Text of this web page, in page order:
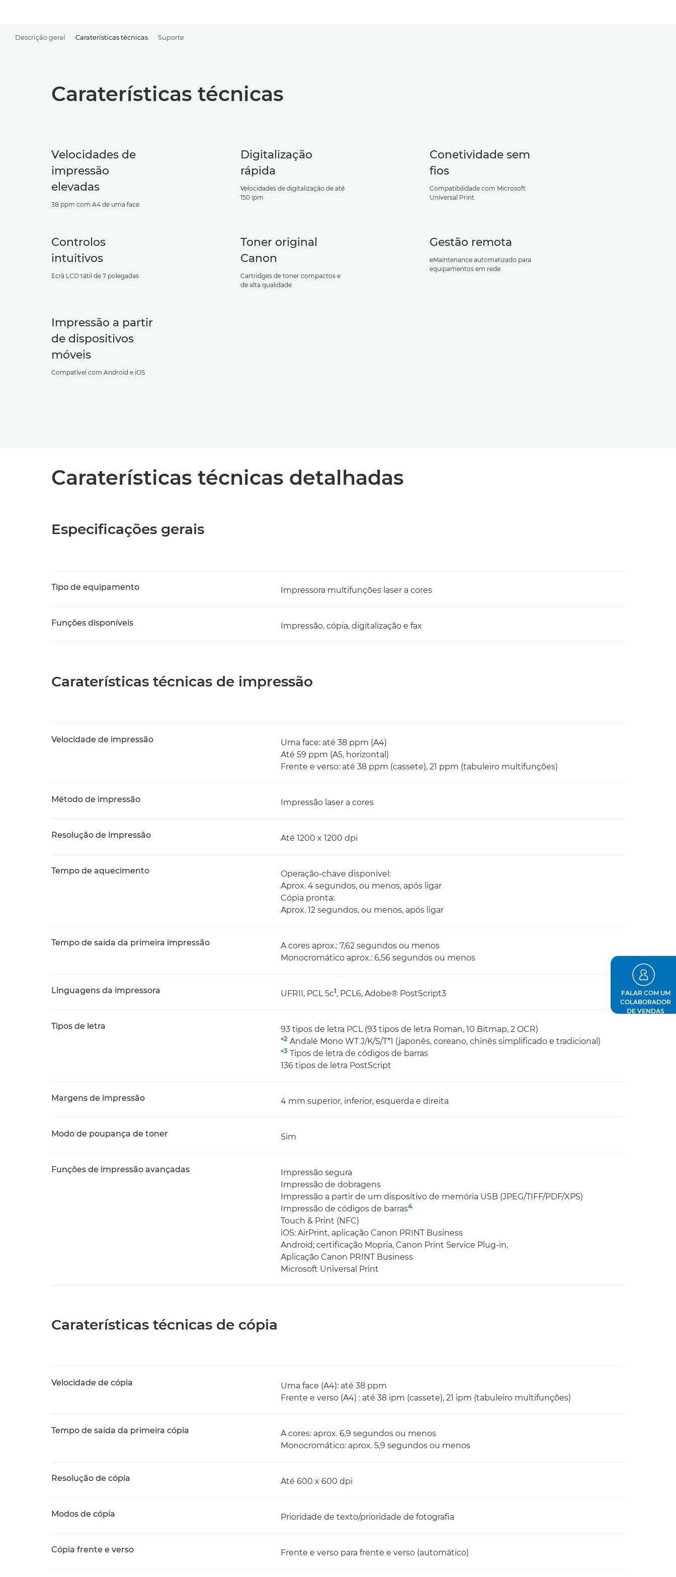
Descrição geral Caraterísticas técnicas Suporte
Caraterísticas técnicas
Velocidades de
impressão
elevadas
38 ppm com A4 de uma face
Digitalização
rápida
Velocidades de digitalização de até
150 ipm
Conetividade sem
fios
Compatibilidade com Microsoft
Universal Print
Controlos
intuitivos
Ecrã LCD tátil de 7 polegadas
Toner original
Canon
Cartridges de toner compactos e
de alta qualidade
Gestão remota
eMaintenance automatizado para
equipamentos em rede
Impressão a partir
de dispositivos
móveis
Compatível com Android e iOS
Caraterísticas técnicas detalhadas
Especificações gerais
Tipo de equipamento Impressora multifunções laser a cores
Funções disponíveis Impressão, cópia, digitalização e fax
Caraterísticas técnicas de impressão
Velocidade de impressão
Uma face: até 38 ppm (A4)
Até 59 ppm (A5, horizontal)
Frente e verso: até 38 ppm (cassete), 21 ppm (tabuleiro multifunções)
Método de impressão Impressão laser a cores
Resolução de impressão Até 1200 x 1200 dpi
Tempo de aquecimento
Operação-chave disponível:
Aprox. 4 segundos, ou menos, após ligar
Cópia pronta:
Aprox. 12 segundos, ou menos, após ligar
Tempo de saída da primeira impressão
A cores aprox.: 7,62 segundos ou menos
Monocromático aprox.: 6,56 segundos ou menos
Linguagens da impressora UFRII, PCL 5c1, PCL6, Adobe® PostScript3
Tipos de letra
93 tipos de letra PCL (93 tipos de letra Roman, 10 Bitmap, 2 OCR)
*2 Andalé Mono WT J/K/S/T*1 (japonês, coreano, chinês simplificado e tradicional)
*3 Tipos de letra de códigos de barras
136 tipos de letra PostScript
Margens de impressão 4 mm superior, inferior, esquerda e direita
Modo de poupança de toner Sim
Funções de impressão avançadas
Impressão segura
Impressão de dobragens
Impressão a partir de um dispositivo de memória USB (JPEG/TIFF/PDF/XPS)
Impressão de códigos de barras4
Touch & Print (NFC)
iOS: AirPrint, aplicação Canon PRINT Business
Android; certificação Mopria, Canon Print Service Plug-in,
Aplicação Canon PRINT Business
Microsoft Universal Print
Caraterísticas técnicas de cópia
Velocidade de cópia
Uma face (A4): até 38 ppm
Frente e verso (A4) : até 38 ipm (cassete), 21 ipm (tabuleiro multifunções)
Tempo de saída da primeira cópia
A cores: aprox. 6,9 segundos ou menos
Monocromático: aprox. 5,9 segundos ou menos
Resolução de cópia Até 600 x 600 dpi
Modos de cópia Prioridade de texto/prioridade de fotografia
Cópia frente e verso Frente e verso para frente e verso (automático)
FALAR COM UM
COLABORADOR
DE VENDAS